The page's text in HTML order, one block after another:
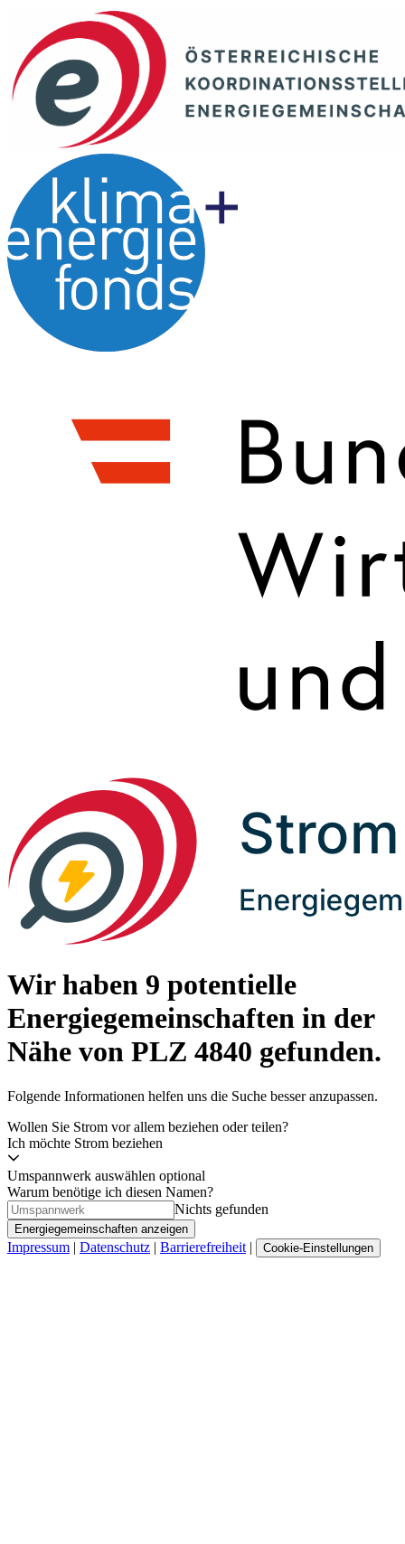
Wir haben 9 potentielle
Energiegemeinschaften in der
Nähe von PLZ 4840 gefunden.
Folgende Informationen helfen uns die Suche besser anzupassen.
Wollen Sie Strom vor allem beziehen oder teilen?
Ich möchte Strom beziehen
Umspannwerk auswählen optional
Warum benötige ich diesen Namen?
Nichts gefunden
Energiegemeinschaften anzeigen
Impressum | Datenschutz | Barrierefreiheit | Cookie-Einstellungen